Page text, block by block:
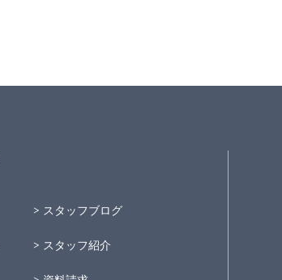
スタッフブログ
スタッフ紹介